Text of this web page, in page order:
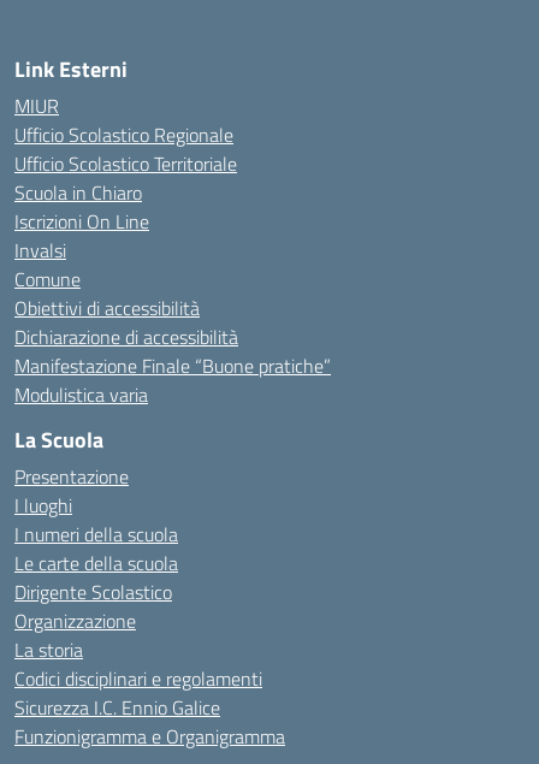
Link Esterni
MIUR
Ufficio Scolastico Regionale
Ufficio Scolastico Territoriale
Scuola in Chiaro
Iscrizioni On Line
Invalsi
Comune
Obiettivi di accessibilità
Dichiarazione di accessibilità
Manifestazione Finale “Buone pratiche”
Modulistica varia
La Scuola
Presentazione
I luoghi
I numeri della scuola
Le carte della scuola
Dirigente Scolastico
Organizzazione
La storia
Codici disciplinari e regolamenti
Sicurezza I.C. Ennio Galice
Funzionigramma e Organigramma